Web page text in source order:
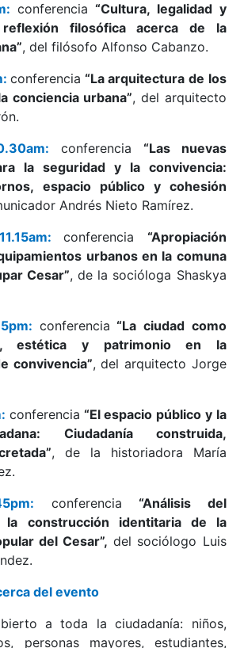
conferencia “Cultura, legalidad y
filosófica acerca de la
, del filósofo Alfonso Cabanzo.
conferencia “La arquitectura de los
conciencia urbana”, del arquitecto
conferencia “Las nuevas
la seguridad y la convivencia:
espacio público y cohesión
Andrés Nieto Ramírez.
conferencia “Apropiación
urbanos en la comuna
Cesar”, de la socióloga Shaskya
conferencia “La ciudad como
estética y patrimonio en la
convivencia”, del arquitecto Jorge
conferencia “El espacio público y la
Ciudadanía construida,
, de la historiadora María
conferencia “Análisis del
la construcción identitaria de la
del Cesar”, del sociólogo Luis
del evento
a toda la ciudadanía: niños,
personas mayores, estudiantes,